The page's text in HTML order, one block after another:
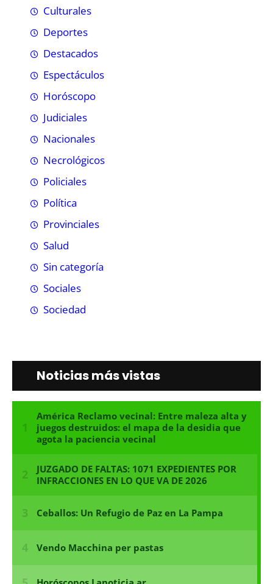
Culturales
Deportes
Destacados
Espectáculos
Horóscopo
Judiciales
Nacionales
Necrológicos
Policiales
Política
Provinciales
Salud
Sin categoría
Sociales
Sociedad
Noticias más vistas